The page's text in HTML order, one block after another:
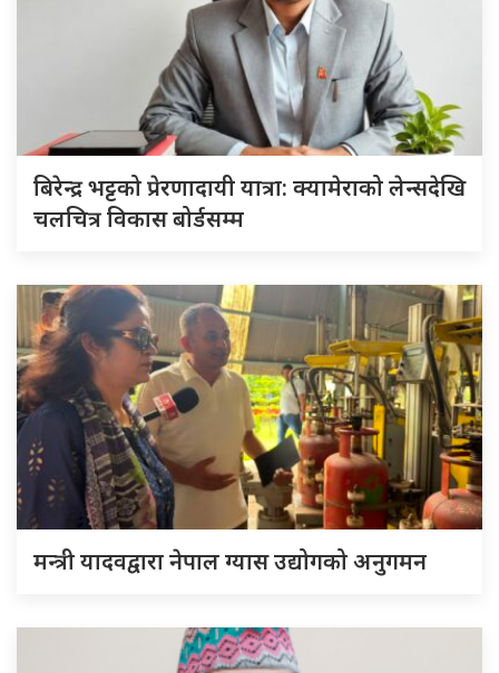
बिरेन्द्र भट्टको प्रेरणादायी यात्रा: क्यामेराको लेन्सदेखि
चलचित्र विकास बोर्डसम्म
मन्त्री यादवद्वारा नेपाल ग्यास उद्योगको अनुगमन